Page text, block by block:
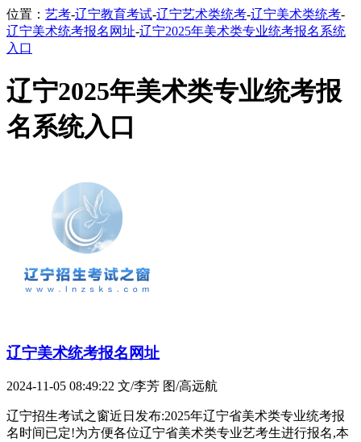
位置： 艺考-辽宁教育考试-辽宁艺术类统考-辽宁美术类统考-
辽宁美术统考报名网址-辽宁2025年美术类专业统考报名系统
入口
辽宁2025年美术类专业统考报
名系统入口
辽宁美术统考报名网址
2024-11-05 08:49:22 文/李芳 图/高远航
辽宁招生考试之窗近日发布:2025年辽宁省美术类专业统考报
名时间已定!为方便各位辽宁省美术类专业艺考生进行报名,本